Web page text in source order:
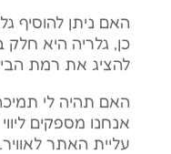
האם ניתן להוסיף
כן, גלריה היא
להציג את רמת
האם תהיה לי
אנחנו מספקים
עליית האתר לאוויר.